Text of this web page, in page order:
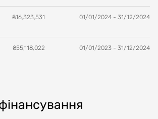
₴16,323,531 01/01/2024 - 31/12/2024
₴55,118,022 01/01/2023 - 31/12/2024